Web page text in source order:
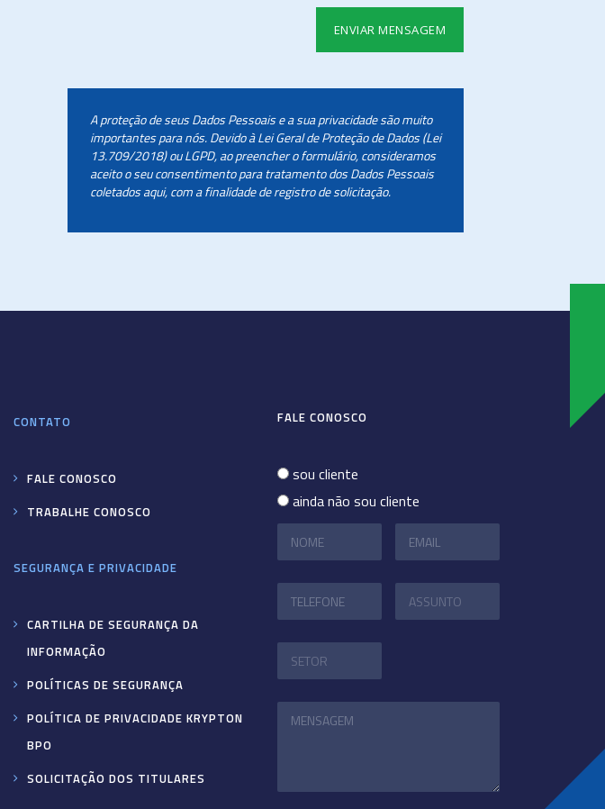
A proteção de seus Dados Pessoais e a sua privacidade são muito
importantes para nós. Devido à Lei Geral de Proteção de Dados (Lei
13.709/2018) ou LGPD, ao preencher o formulário, consideramos
aceito o seu consentimento para tratamento dos Dados Pessoais
coletados aqui, com a finalidade de registro de solicitação.
CONTATO
FALE CONOSCO
TRABALHE CONOSCO
SEGURANÇA E PRIVACIDADE
CARTILHA DE SEGURANÇA DA
INFORMAÇÃO
POLÍTICAS DE SEGURANÇA
POLÍTICA DE PRIVACIDADE KRYPTON
BPO
SOLICITAÇÃO DOS TITULARES
FALE CONOSCO
sou cliente
ainda não sou cliente